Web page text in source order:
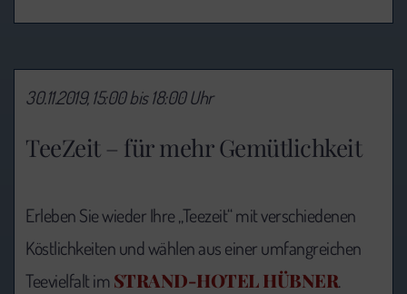
TeeZeit – für mehr Gemütlichkeit
30.11.2019, 15:00 bis 18:00 Uhr
Erleben Sie wieder Ihre „Teezeit“ mit verschiedenen
Köstlichkeiten und wählen aus einer umfangreichen
Teevielfalt imSTRAND-HOTEL HÜBNER.